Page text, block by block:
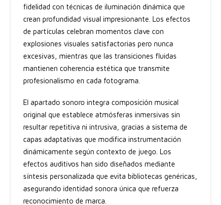
fidelidad con técnicas de iluminación dinámica que
crean profundidad visual impresionante. Los efectos
de partículas celebran momentos clave con
explosiones visuales satisfactorias pero nunca
excesivas, mientras que las transiciones fluidas
mantienen coherencia estética que transmite
profesionalismo en cada fotograma.
El apartado sonoro integra composición musical
original que establece atmósferas inmersivas sin
resultar repetitiva ni intrusiva, gracias a sistema de
capas adaptativas que modifica instrumentación
dinámicamente según contexto de juego. Los
efectos auditivos han sido diseñados mediante
síntesis personalizada que evita bibliotecas genéricas,
asegurando identidad sonora única que refuerza
reconocimiento de marca.